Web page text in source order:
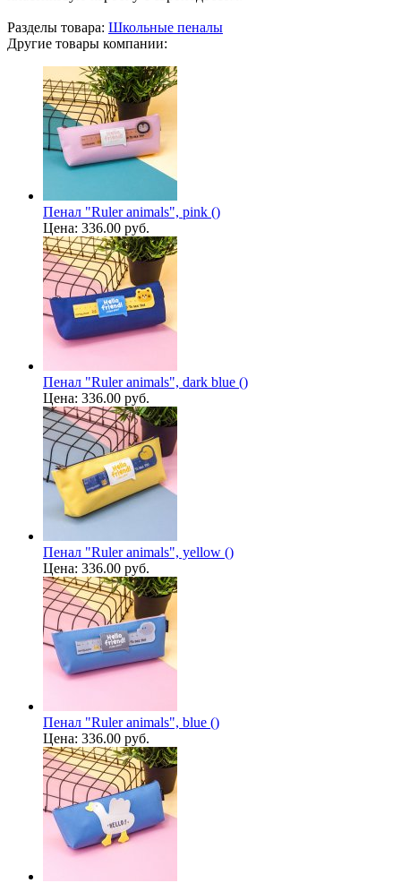
Разделы товара: Школьные пеналы
Другие товары компании:
Пенал "Ruler animals", pink ()
Цена: 336.00 руб.
Пенал "Ruler animals", dark blue ()
Цена: 336.00 руб.
Пенал "Ruler animals", yellow ()
Цена: 336.00 руб.
Пенал "Ruler animals", blue ()
Цена: 336.00 руб.